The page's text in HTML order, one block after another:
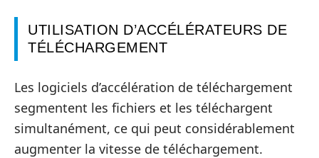
UTILISATION D’ACCÉLÉRATEURS DE
TÉLÉCHARGEMENT
Les logiciels d’accélération de téléchargement
segmentent les fichiers et les téléchargent
simultanément, ce qui peut considérablement
augmenter la vitesse de téléchargement.